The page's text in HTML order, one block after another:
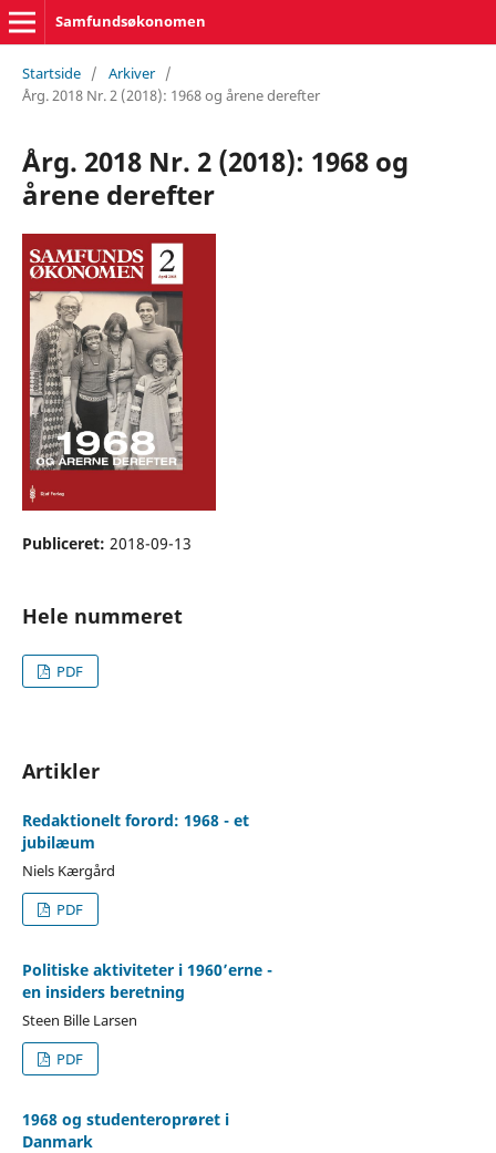
Samfundsøkonomen
Startside / Arkiver /
Årg. 2018 Nr. 2 (2018): 1968 og årene derefter
Årg. 2018 Nr. 2 (2018): 1968 og
årene derefter
Publiceret: 2018-09-13
Hele nummeret
PDF
Artikler
Redaktionelt forord: 1968 - et
jubilæum
Niels Kærgård
PDF
Politiske aktiviteter i 1960’erne -
en insiders beretning
Steen Bille Larsen
PDF
1968 og studenteroprøret i
Danmark